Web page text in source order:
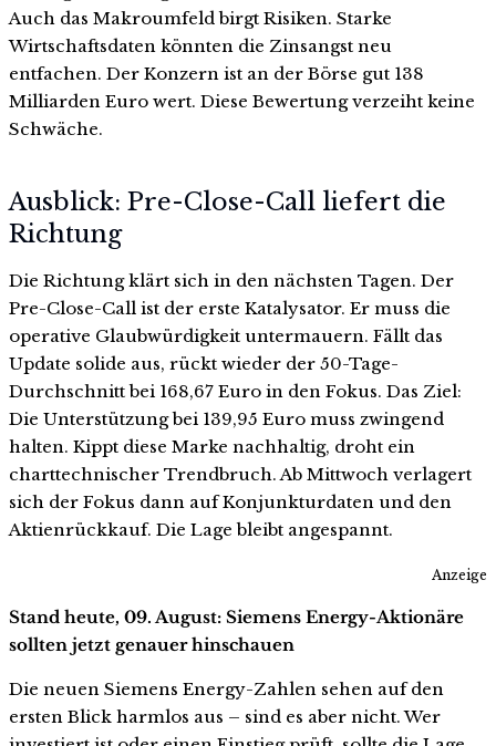
Auch das Makroumfeld birgt Risiken. Starke
Wirtschaftsdaten könnten die Zinsangst neu
entfachen. Der Konzern ist an der Börse gut 138
Milliarden Euro wert. Diese Bewertung verzeiht keine
Schwäche.
Ausblick: Pre-Close-Call liefert die
Richtung
Die Richtung klärt sich in den nächsten Tagen. Der
Pre-Close-Call ist der erste Katalysator. Er muss die
operative Glaubwürdigkeit untermauern. Fällt das
Update solide aus, rückt wieder der 50-Tage-
Durchschnitt bei 168,67 Euro in den Fokus. Das Ziel:
Die Unterstützung bei 139,95 Euro muss zwingend
halten. Kippt diese Marke nachhaltig, droht ein
charttechnischer Trendbruch. Ab Mittwoch verlagert
sich der Fokus dann auf Konjunkturdaten und den
Aktienrückkauf. Die Lage bleibt angespannt.
Anzeige
Stand heute, 09. August: Siemens Energy-Aktionäre
sollten jetzt genauer hinschauen
Die neuen Siemens Energy-Zahlen sehen auf den
ersten Blick harmlos aus – sind es aber nicht. Wer